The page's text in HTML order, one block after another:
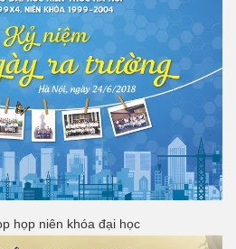
họp niên khóa đại học